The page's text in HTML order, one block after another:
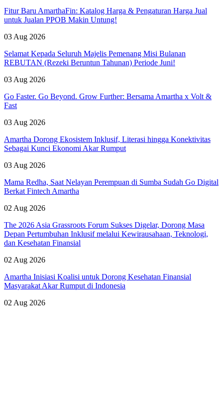
Fitur Baru AmarthaFin: Katalog Harga & Pengaturan Harga Jual
untuk Jualan PPOB Makin Untung!
03 Aug 2026
Selamat Kepada Seluruh Majelis Pemenang Misi Bulanan
REBUTAN (Rezeki Beruntun Tahunan) Periode Juni!
03 Aug 2026
Go Faster. Go Beyond. Grow Further: Bersama Amartha x Volt &
Fast
03 Aug 2026
Amartha Dorong Ekosistem Inklusif, Literasi hingga Konektivitas
Sebagai Kunci Ekonomi Akar Rumput
03 Aug 2026
Mama Redha, Saat Nelayan Perempuan di Sumba Sudah Go Digital
Berkat Fintech Amartha
02 Aug 2026
The 2026 Asia Grassroots Forum Sukses Digelar, Dorong Masa
Depan Pertumbuhan Inklusif melalui Kewirausahaan, Teknologi,
dan Kesehatan Finansial
02 Aug 2026
Amartha Inisiasi Koalisi untuk Dorong Kesehatan Finansial
Masyarakat Akar Rumput di Indonesia
02 Aug 2026